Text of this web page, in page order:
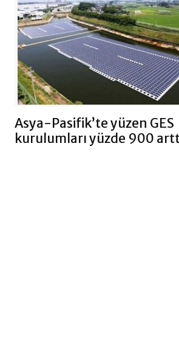
Asya-Pasifik’te yüzen GES
kurulumları yüzde 900